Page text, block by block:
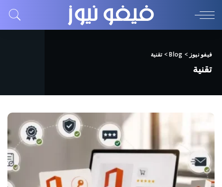
فيفو نيوز >
Blog
>تقنية
تقنية